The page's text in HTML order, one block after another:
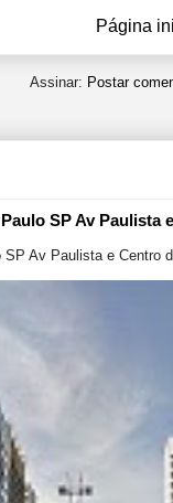
Página
Assinar: Postar
SP Av Paulista
Av Paulista e Centro